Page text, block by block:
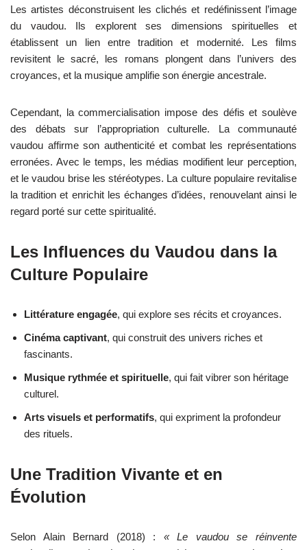
Les artistes déconstruisent les clichés et redéfinissent l’image
du vaudou. Ils explorent ses dimensions spirituelles et
établissent un lien entre tradition et modernité. Les films
revisitent le sacré, les romans plongent dans l’univers des
croyances, et la musique amplifie son énergie ancestrale.
Cependant, la commercialisation impose des défis et soulève
des débats sur l’appropriation culturelle. La communauté
vaudou affirme son authenticité et combat les représentations
erronées. Avec le temps, les médias modifient leur perception,
et le vaudou brise les stéréotypes. La culture populaire revitalise
la tradition et enrichit les échanges d’idées, renouvelant ainsi le
regard porté sur cette spiritualité.
Les Influences du Vaudou dans la
Culture Populaire
Littérature engagée, qui explore ses récits et croyances.
Cinéma captivant, qui construit des univers riches et
fascinants.
Musique rythmée et spirituelle, qui fait vibrer son héritage
culturel.
Arts visuels et performatifs, qui expriment la profondeur
des rituels.
Une Tradition Vivante et en
Évolution
Selon Alain Bernard (2018) : « Le vaudou se réinvente